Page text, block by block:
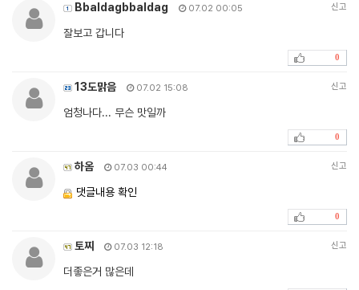
Bbaldagbbaldag 07.02 00:05 신고
잘보고 갑니다
0
13도맑음 07.02 15:08 신고
엄청나다... 무슨 맛일까
0
하옴 07.03 00:44 신고
댓글내용 확인
0
토찌 07.03 12:18 신고
더좋은거 많은데